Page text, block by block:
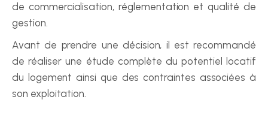
de commercialisation, réglementation et qualité de
gestion.
Avant de prendre une décision, il est recommandé
de réaliser une étude complète du potentiel locatif
du logement ainsi que des contraintes associées à
son exploitation.